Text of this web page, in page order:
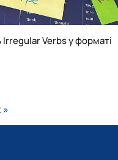
Verbs у форматі
сторінка
»